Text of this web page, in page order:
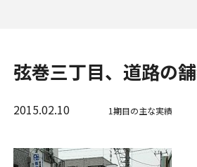
弦巻三丁目、道路の
2015.02.10 1期目の主な実績